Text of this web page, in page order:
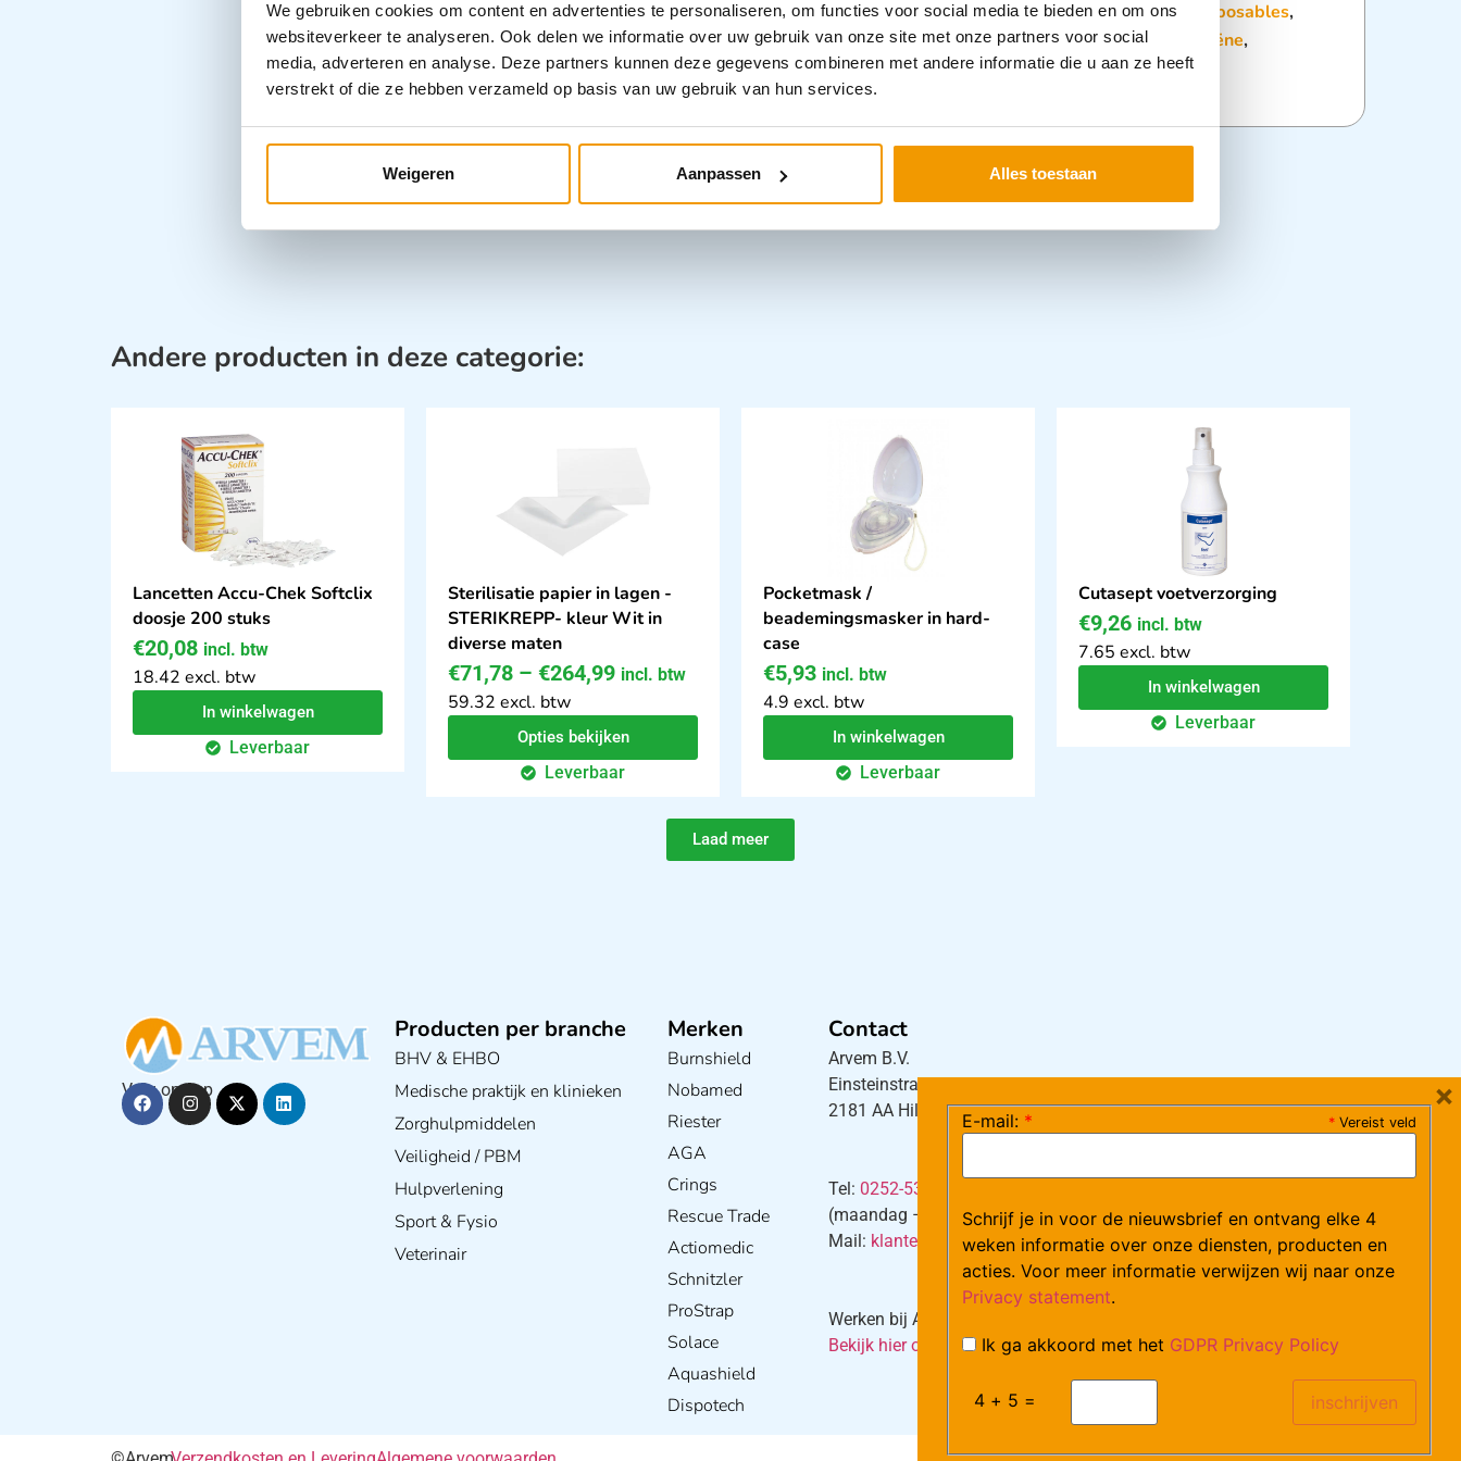
We gebruiken cookies om content en advertenties te personaliseren, om functies voor social media te bieden en om ons
websiteverkeer te analyseren. Ook delen we informatie over uw gebruik van onze site met onze partners voor social
media, adverteren en analyse. Deze partners kunnen deze gegevens combineren met andere informatie die u aan ze heeft
verstrekt of die ze hebben verzameld op basis van uw gebruik van hun services.
Weigeren Aanpassen Alles toestaan
Categorieën:Dagelijkse hulpmiddelen Disposables,
Incontinentie,Patiënten verpleging en hygiëne,
Zorghulpmiddelen
Andere producten in deze categorie:
Lancetten Accu-Chek Softclix
doosje 200 stuks
€20,08 incl. btw
18.42 excl. btw
In winkelwagen
Leverbaar
Sterilisatie papier in lagen -
STERIKREPP- kleur Wit in
diverse maten
€71,78 – €264,99 incl. btw
59.32 excl. btw
Opties bekijken
Leverbaar
Pocketmask /
beademingsmasker in hard-
case
€5,93 incl. btw
4.9 excl. btw
In winkelwagen
Leverbaar
Cutasept voetverzorging
€9,26 incl. btw
7.65 excl. btw
In winkelwagen
Leverbaar
Laad meer
Volg ons op
Producten per branche
BHV & EHBO
Medische praktijk en klinieken
Zorghulpmiddelen
Veiligheid / PBM
Hulpverlening
Sport & Fysio
Veterinair
Merken
Burnshield
Nobamed
Riester
AGA
Crings
Rescue Trade
Actiomedic
Schnitzler
ProStrap
Solace
Aquashield
Dispotech
Contact
Arvem B.V.
Einsteinstraat 5
2181 AA Hillegom
Tel: 0252-533256
(maandag – donderdag 08:30-17:15 uur / vrijdag 08:30-16:00 uur)
Mail: klantenservice@arvem.nl
Werken bij Arvem?
Bekijk hier onze vacatures.
* Vereist veld
E-mail: *
Schrijf je in voor de nieuwsbrief en ontvang elke 4
weken informatie over onze diensten, producten en
acties. Voor meer informatie verwijzen wij naar onze
Privacy statement.
Ik ga akkoord met het GDPR Privacy Policy
4 + 5 =
×